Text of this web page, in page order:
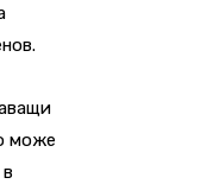
може